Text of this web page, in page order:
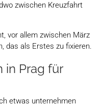
zwischen Kreuzfahrt
vor allem zwischen März
das als Erstes zu fixieren.
in Prag für
etwas unternehmen